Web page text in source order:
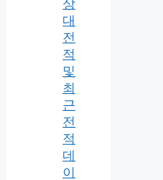
상
대
전
적
및
최
근
전
적
데
이